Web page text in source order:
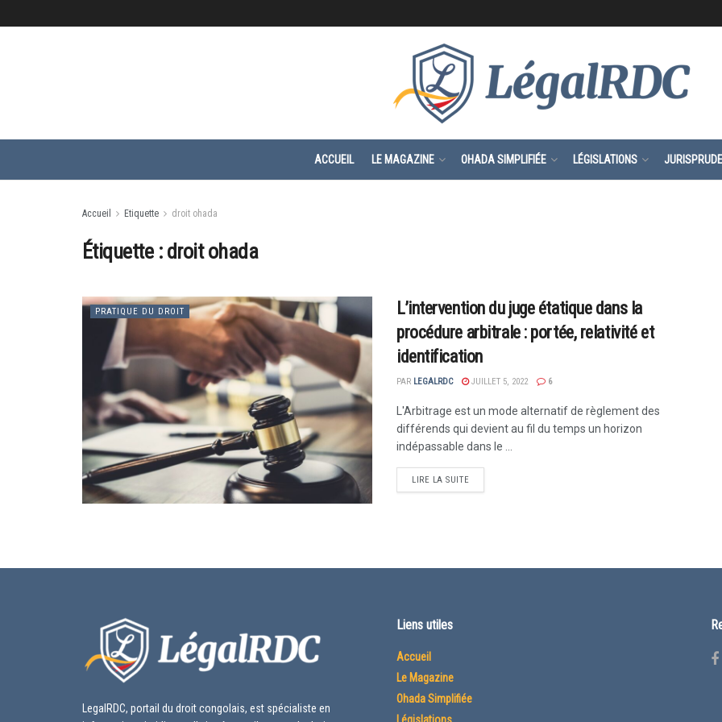
ACCUEIL LE MAGAZINE OHADA SIMPLIFIÉE LÉGISLATIONS
Accueil Etiquette droit ohada
Étiquette : droit ohada
PRATIQUE DU DROIT
L’intervention du juge étatique dans la
procédure arbitrale : portée, relativité et
identification
PAR LEGALRDC JUILLET 5, 2022 6
L'Arbitrage est un mode alternatif de règlement des
différends qui devient au fil du temps un horizon
indépassable dans le ...
LIRE LA SUITE
LegalRDC, portail du droit congolais, est spécialiste en
Liens utiles
Accueil
Le Magazine
Ohada Simplifiée